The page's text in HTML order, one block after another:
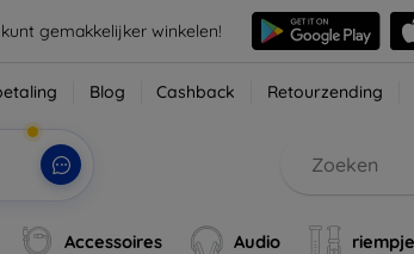
gemakkelijker winkelen!
Blog Cashback Retourzending
Accessoires Audio